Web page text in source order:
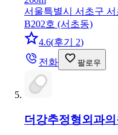
서울특별시 서초구
B202호 (서초동)
4.6(후기 2)
전화
팔로우
더강추정형외과의